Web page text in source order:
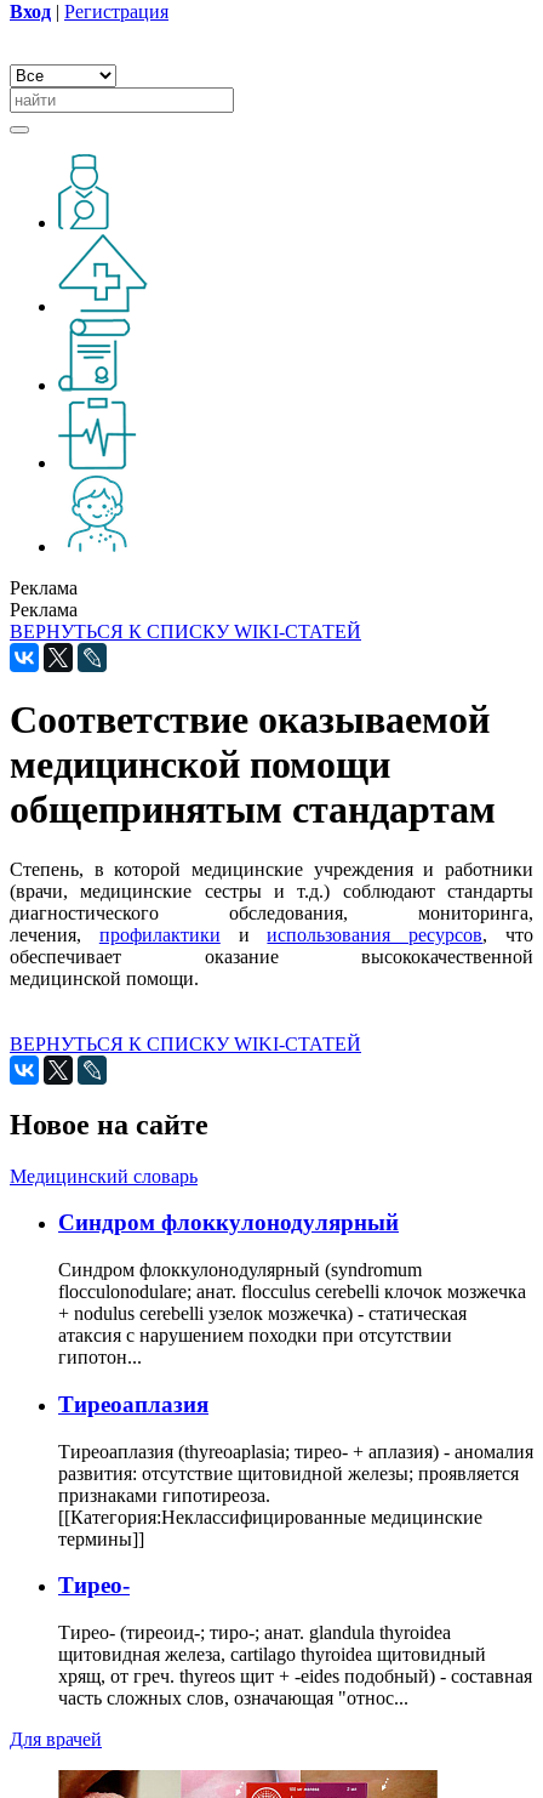
Вход | Регистрация
Реклама
Реклама
ВЕРНУТЬСЯ К СПИСКУ WIKI-СТАТЕЙ
Соответствие оказываемой
медицинской помощи
общепринятым стандартам
Степень, в которой медицинские учреждения и работники
(врачи, медицинские сестры и т.д.) соблюдают стандарты
диагностического обследования, мониторинга,
лечения, профилактики ииспользования ресурсов, что
обеспечивает оказание высококачественной
медицинской помощи.
ВЕРНУТЬСЯ К СПИСКУ WIKI-СТАТЕЙ
Новое на сайте
Медицинский словарь
Cиндром флоккулонодулярный
Синдром флоккулонодулярный (syndromum
flocculonodulare; анат. flocculus cerebelli клочок мозжечка
+ nodulus cerebelli узелок мозжечка) - статическая
атаксия с нарушением походки при отсутствии
гипотон...
Тиреоаплазия
Тиреоаплазия (thyreoaplasia; тирео- + аплазия) - аномалия
развития: отсутствие щитовидной железы; проявляется
признаками гипотиреоза.
[[Категория:Неклассифицированные медицинские
термины]]
Тирео-
Тирео- (тиреоид-; тиро-; анат. glandula thyroidea
щитовидная железа, cartilago thyroidea щитовидный
хрящ, от греч. thyreos щит + -eides подобный) - составная
часть сложных слов, означающая "относ...
Для врачей